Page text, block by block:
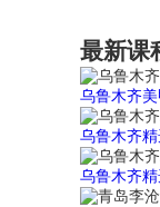
最新课
乌鲁木齐
乌鲁木齐
乌鲁木齐